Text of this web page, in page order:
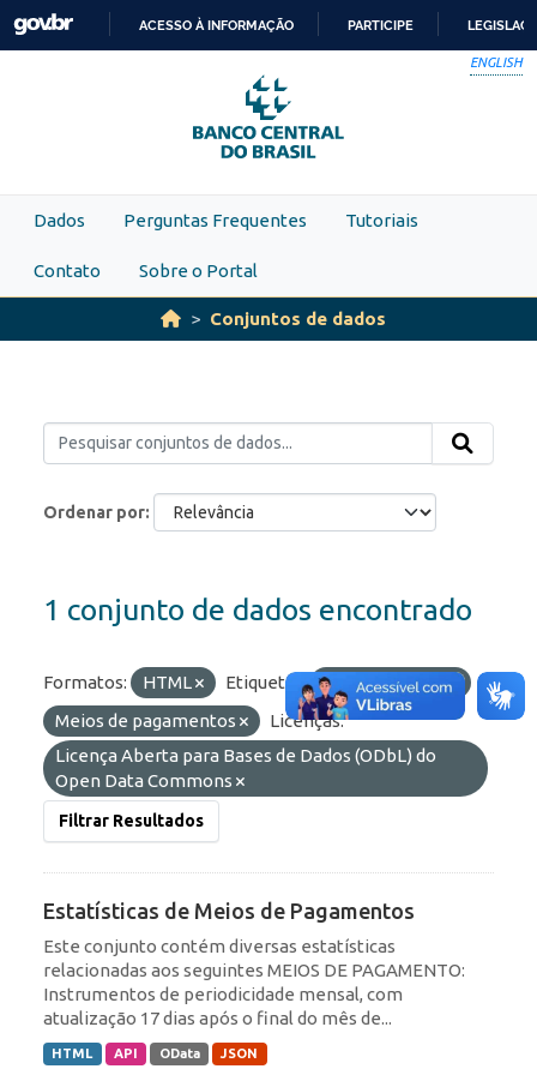
Skip to main content
PARA
O
CONTEÚDO
ACESSO À INFORMAÇÃO PARTICIPE
ENGLISH
Dados Perguntas Frequentes Tutoriais
Contato Sobre o Portal
Conjuntos de dados
Ordenar por
1 conjunto de dados encontrado
Formatos: HTML Etiquetas:
Transferências
Meios de pagamentos
Licenças:
Licença Aberta para Bases de Dados (ODbL) do
Open Data Commons
Filtrar Resultados
Estatísticas de Meios de Pagamentos
Este conjunto contém diversas estatísticas
relacionadas aos seguintes MEIOS DE PAGAMENTO:
Instrumentos de periodicidade mensal, com
atualização 17 dias após o final do mês de...
HTML API OData JSON